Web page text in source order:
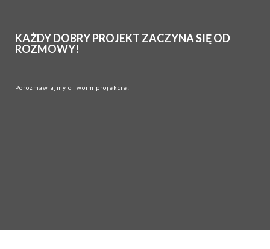
KAŻDY DOBRY PROJEKT ZACZYNA SIĘ OD
ROZMOWY!
Porozmawiajmy o Twoim projekcie!